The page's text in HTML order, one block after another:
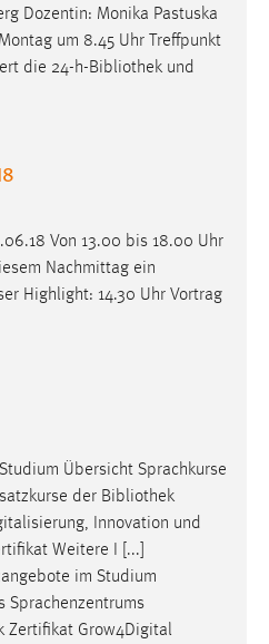
Dozentin: Monika Pastuska
um 8.45 Uhr Treffpunkt
die 24-h-Bibliothek und
Von 13.00 bis 18.00 Uhr
Nachmittag ein
Highlight: 14.30 Uhr Vortrag
Übersicht Sprachkurse
der Bibliothek
Innovation und
Weitere I [...]
im Studium
Sprachenzentrums
Zertifikat Grow4Digital
Jahr
um sich an der Website
uns zu verstehen, wie
Website nutzen.
_pk_ses